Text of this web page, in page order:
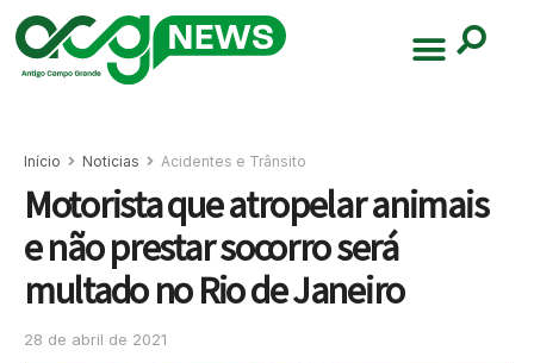
Início Noticias Acidentes e Trânsito
Motorista que atropelar animais
e não prestar socorro será
multado no Rio de Janeiro
28 de abril de 2021